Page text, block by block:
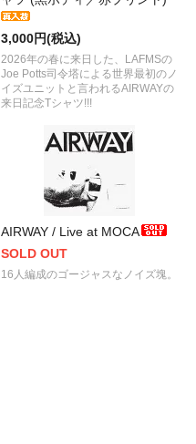
3,000円(税込)
2026年の春に来日した、LAFMSの
Joe Potts司令塔による世界最初のノ
イズユニットと言われるAIRWAYの
来日記念Tシャツ!!!
AIRWAY / Live at MOCA
SOLD OUT
16人編成のゴージャスなノイズ塊。